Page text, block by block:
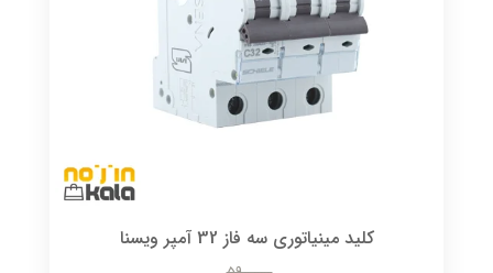
کلید مینیاتوری سه فاز 32 آمپر ویسنا